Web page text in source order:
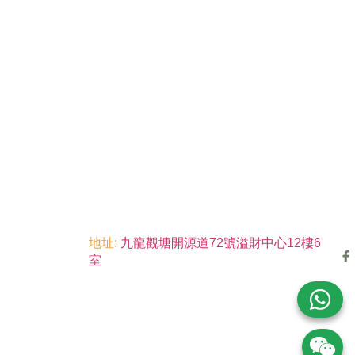
地址: 九龍觀塘開源道72號溢財中心12樓6
室